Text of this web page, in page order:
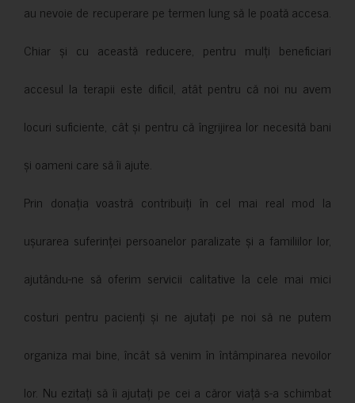
au nevoie de recuperare pe termen lung să le poată accesa.
Chiar și cu această reducere, pentru mulți beneficiari
accesul la terapii este dificil, atât pentru că noi nu avem
locuri suficiente, cât și pentru că îngrijirea lor necesită bani
și oameni care să îi ajute.
Prin donația voastră contribuiți în cel mai real mod la
ușurarea suferinței persoanelor paralizate și a familiilor lor,
ajutându-ne să oferim servicii calitative la cele mai mici
costuri pentru pacienți și ne ajutați pe noi să ne putem
organiza mai bine, încât să venim în întâmpinarea nevoilor
lor. Nu ezitați să îi ajutați pe cei a căror viață s-a schimbat